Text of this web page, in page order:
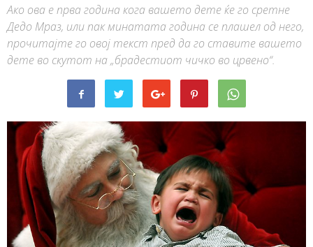
Ако ова е прва година кога вашето дете ќе го сретне
Дедо Мраз, или пак минатата година се плашел од него,
прочитајте го овој текст пред да го ставите вашето
дете во скутот на „брадестиот чичко во црвено“.